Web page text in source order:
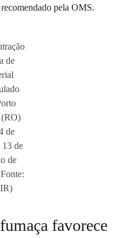
pela OMS.
de
de
de
de
favorece